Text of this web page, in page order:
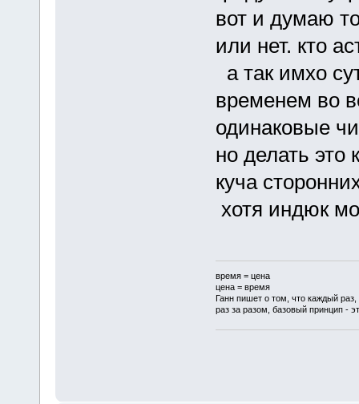
вот и думаю
или нет. кто
а так имхо
временем во
одинаковые
но делать это
куча
хотя индюк
время = цена
цена = время
Ганн пишет о том, что каждый
раз за разом, базовый принцип -